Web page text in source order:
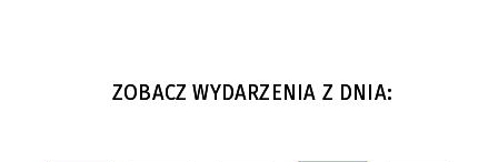
ZOBACZ WYDARZENIA Z DNIA: